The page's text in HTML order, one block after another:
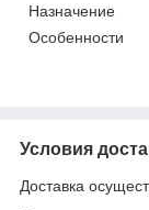
Назначение
Особенности
Условия
Доставка